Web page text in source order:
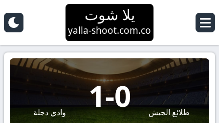
يلا شوت
yalla-shoot.com.co
طلائع الجيش 0
-
1 وادي دجلة